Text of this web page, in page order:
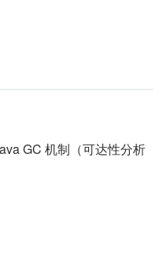
GC 机制（可达性分析